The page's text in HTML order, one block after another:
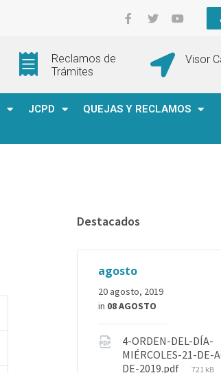
Reclamos de
Trámites
Visor
JCPD
QUEJAS Y RECLAMOS
Destacados
agosto
20 agosto, 2019
in 08 AGOSTO
4-ORDEN-DEL-DÍA-
MIÉRCOLES-21-DE-
DE-2019.pdf
721 kB